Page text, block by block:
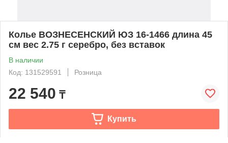
Колье ВОЗНЕСЕНСКИЙ ЮЗ 16-1466 длина 45
см вес 2.75 г серебро, без вставок
В наличии
Код: 131529591
Розница
22 540 ₸
Купить